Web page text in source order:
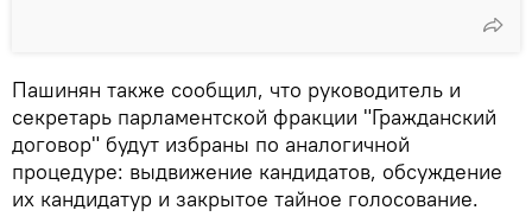
Пашинян также сообщил, что руководитель и
секретарь парламентской фракции "Гражданский
договор" будут избраны по аналогичной
процедуре: выдвижение кандидатов, обсуждение
их кандидатур и закрытое тайное голосование.